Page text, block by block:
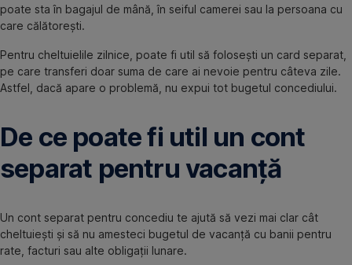
poate sta în bagajul de mână, în seiful camerei sau la persoana cu
care călătorești.
Pentru cheltuielile zilnice, poate fi util să folosești un card separat,
pe care transferi doar suma de care ai nevoie pentru câteva zile.
Astfel, dacă apare o problemă, nu expui tot bugetul concediului.
De ce poate fi util un cont
separat pentru vacanță
Un cont separat pentru concediu te ajută să vezi mai clar cât
cheltuiești și să nu amesteci bugetul de vacanță cu banii pentru
rate, facturi sau alte obligații lunare.